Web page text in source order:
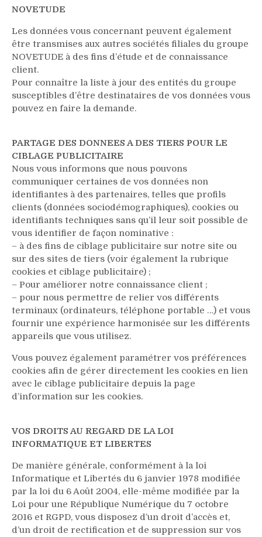
NOVETUDE
Les données vous concernant peuvent également
être transmises aux autres sociétés filiales du groupe
NOVETUDE à des fins d’étude et de connaissance
client.
Pour connaître la liste à jour des entités du groupe
susceptibles d’être destinataires de vos données vous
pouvez en faire la demande.
PARTAGE DES DONNEES A DES TIERS POUR LE
CIBLAGE PUBLICITAIRE
Nous vous informons que nous pouvons
communiquer certaines de vos données non
identifiantes à des partenaires, telles que profils
clients (données sociodémographiques), cookies ou
identifiants techniques sans qu’il leur soit possible de
vous identifier de façon nominative :
– à des fins de ciblage publicitaire sur notre site ou
sur des sites de tiers (voir également la rubrique
cookies et ciblage publicitaire) ;
– Pour améliorer notre connaissance client ;
– pour nous permettre de relier vos différents
terminaux (ordinateurs, téléphone portable …) et vous
fournir une expérience harmonisée sur les différents
appareils que vous utilisez.
Vous pouvez également paramétrer vos préférences
cookies afin de gérer directement les cookies en lien
avec le ciblage publicitaire depuis la page
d’information sur les cookies.
VOS DROITS AU REGARD DE LA LOI
INFORMATIQUE ET LIBERTES
De manière générale, conformément à la loi
Informatique et Libertés du 6 janvier 1978 modifiée
par la loi du 6 Août 2004, elle-même modifiée par la
Loi pour une République Numérique du 7 octobre
2016 et RGPD, vous disposez d’un droit d’accès et,
d’un droit de rectification et de suppression sur vos